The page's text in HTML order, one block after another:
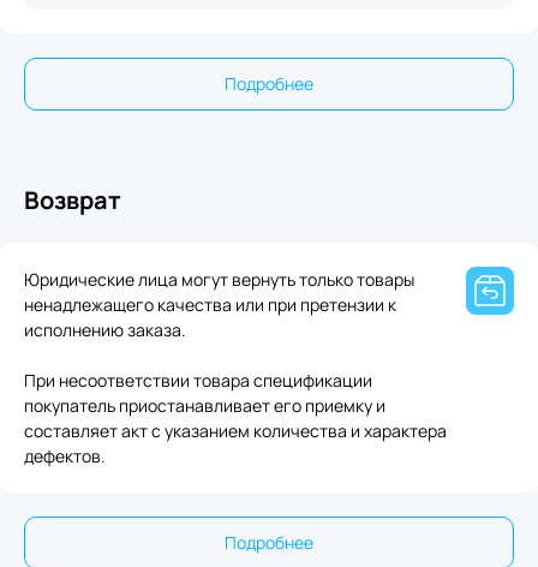
Подробнее
Возврат
Юридические лица могут вернуть только товары
ненадлежащего качества или при претензии к
исполнению заказа.
При несоответствии товара спецификации
покупатель приостанавливает его приемку и
составляет акт с указанием количества и характера
дефектов.
Подробнее